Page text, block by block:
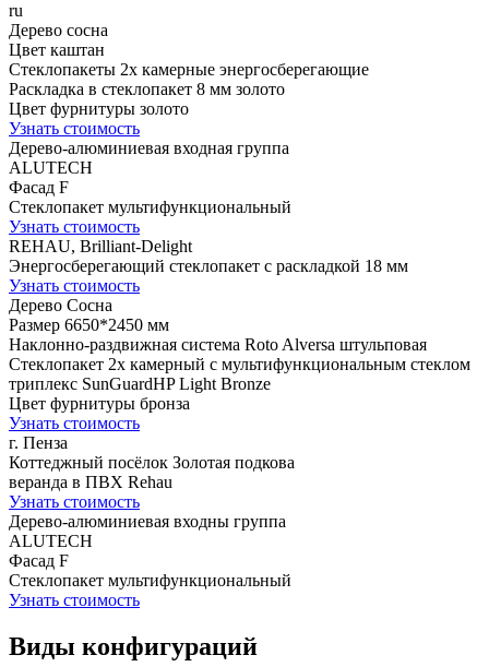
ru
Дерево сосна
Цвет каштан
Стеклопакеты 2х камерные энергосберегающие
Раскладка в стеклопакет 8 мм золото
Цвет фурнитуры золото
Узнать стоимость
Дерево-алюминиевая входная группа
ALUTECH
Фасад F
Стеклопакет мультифункциональный
Узнать стоимость
REHAU, Brilliant-Delight
Энергосберегающий стеклопакет с раскладкой 18 мм
Узнать стоимость
Дерево Сосна
Размер 6650*2450 мм
Наклонно-раздвижная система Roto Alversa штульповая
Стеклопакет 2х камерный с мультифункциональным стеклом
триплекс SunGuardHP Light Bronze
Цвет фурнитуры бронза
Узнать стоимость
г. Пенза
Коттеджный посёлок Золотая подкова
веранда в ПВХ Rehau
Узнать стоимость
Дерево-алюминиевая входны группа
ALUTECH
Фасад F
Стеклопакет мультифункциональный
Узнать стоимость
Виды конфигураций